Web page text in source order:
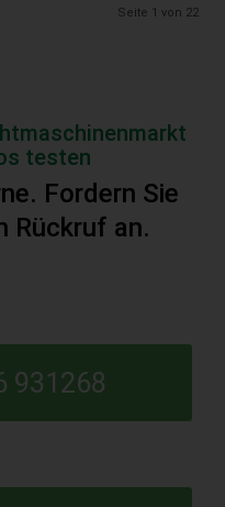
Seite 1 von 22
testen
Fordern Sie
Rückruf an.
931268